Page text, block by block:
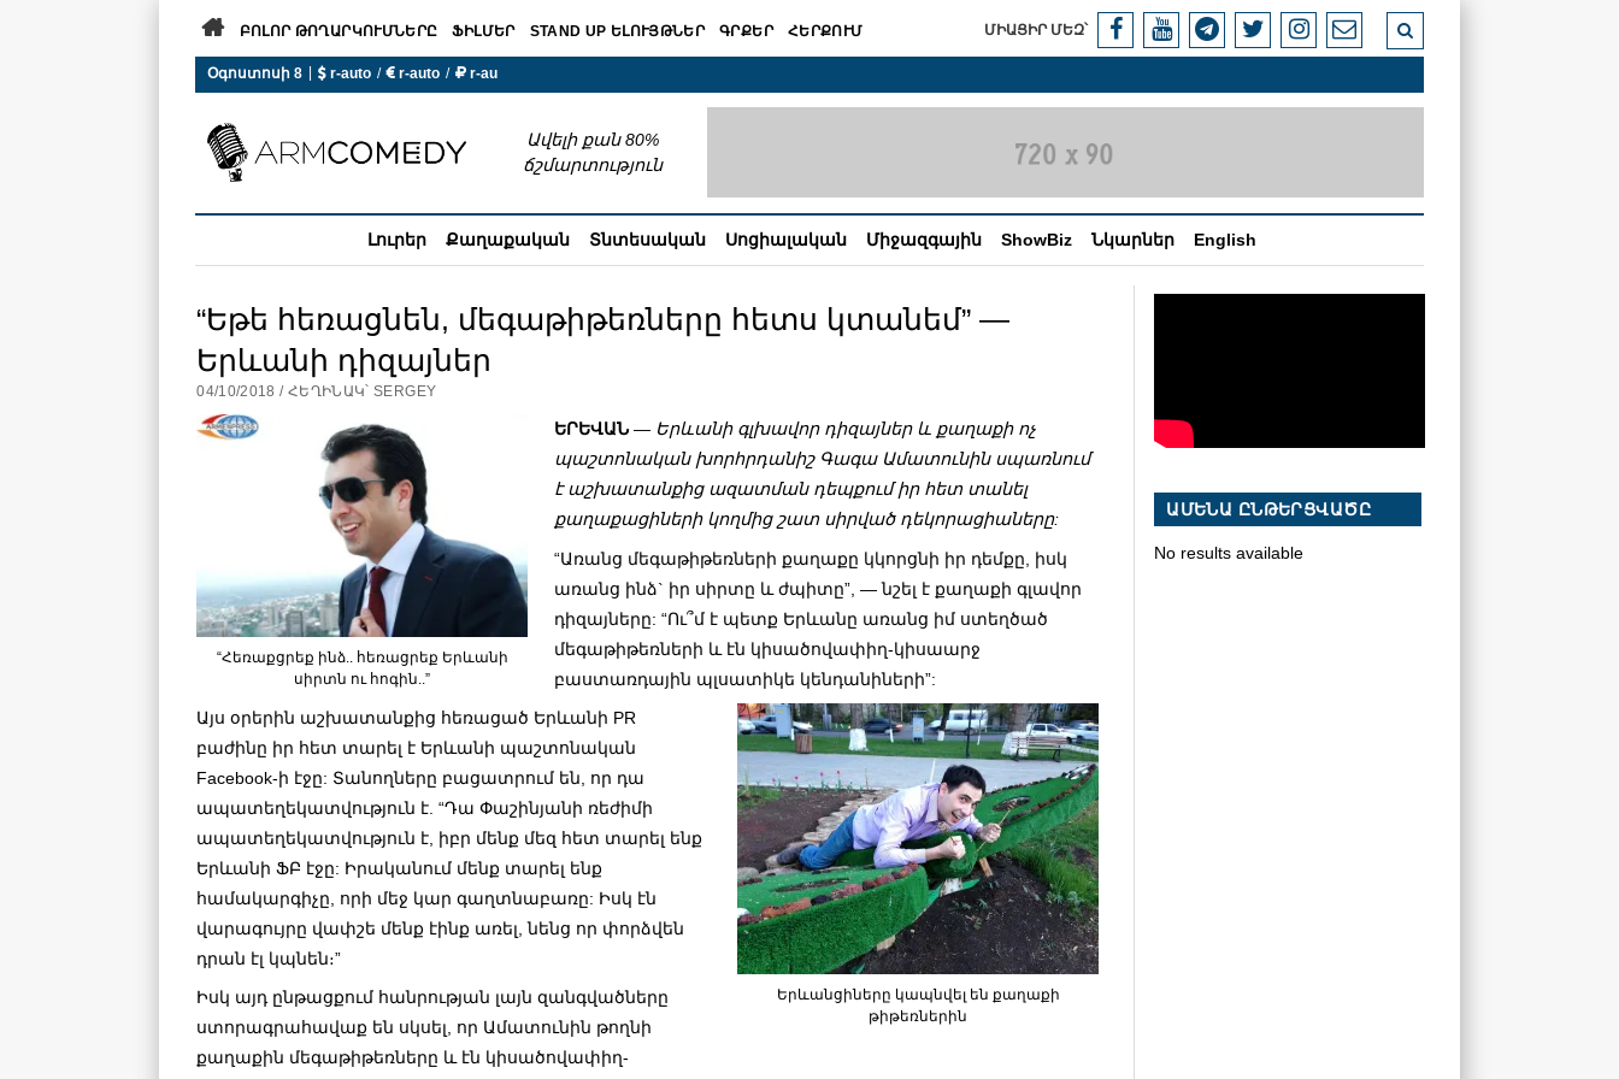
 ԲՈԼՈՐ ԹՈՂԱՐԿՈՒՄՆԵՐԸ ՖԻԼՄԵՐ STAND UP ԵԼՈՒՅԹՆԵՐ ԳՐՔԵՐ ՀԵՐՔՈՒՄ ՄԻԱՑԻՐ ՄԵԶ՝
Օգոստոսի 8 |  r-auto /  r-auto /  r-au
Ավելի քան 80%
ճշմարտություն
Լուրեր Քաղաքական Տնտեսական Սոցիալական Միջազգային ShowBiz Նկարներ English
“Եթե հեռացնեն, մեգաթիթեռները հետս կտանեմ” —
Երևանի դիզայներ
04/10/2018 / ՀԵՂԻՆԱԿ՝ SERGEY
“Հեռաքցրեք ինձ.. հեռացրեք Երևանի
սիրտն ու հոգին..”
ԵՐԵՎԱՆ— Երևանի գլխավոր դիզայներ և քաղաքի ոչ
պաշտոնական խորհրդանիշ Գագա Ամատունին սպառնում
է աշխատանքից ազատման դեպքում իր հետ տանել
քաղաքացիների կողմից շատ սիրված դեկորացիաները:
“Առանց մեգաթիթեռների քաղաքը կկորցնի իր դեմքը, իսկ
առանց ինձ` իր սիրտը և ժպիտը”, — նշել է քաղաքի գլավոր
դիզայները: “Ու՞մ է պետք Երևանը առանց իմ ստեղծած
մեգաթիթեռների և էն կիսածովափիղ-կիսաարջ
բաստառդային պլսատիկե կենդանիների”:
Երևանցիները կապնվել են քաղաքի
թիթեռներին
Այս օրերին աշխատանքից հեռացած Երևանի PR
բաժինը իր հետ տարել է Երևանի պաշտոնական
Facebook-ի էջը: Տանողները բացատրում են, որ դա
ապատեղեկատվություն է. “Դա Փաշինյանի ռեժիմի
ապատեղեկատվություն է, իբր մենք մեզ հետ տարել ենք
Երևանի ՖԲ էջը: Իրականում մենք տարել ենք
համակարգիչը, որի մեջ կար գաղտնաբառը: Իսկ էն
վարագույրը վափշե մենք էինք առել, նենց որ փորձվեն
դրան էլ կպնեն։”
Իսկ այդ ընթացքում հանրության լայն զանգվածները
ստորագրահավաք են սկսել, որ Ամատունին թողնի
քաղաքին մեգաթիթեռները և էն կիսածովափիղ-
ԱՄԵՆԱ ԸՆԹԵՐՑՎԱԾԸ
No results available